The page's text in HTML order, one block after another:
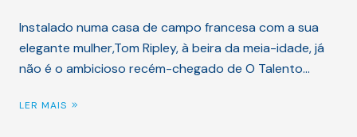
Instalado numa casa de campo francesa com a sua
elegante mulher,Tom Ripley, à beira da meia-idade, já
não é o ambicioso recém-chegado de O Talento…
LER MAIS